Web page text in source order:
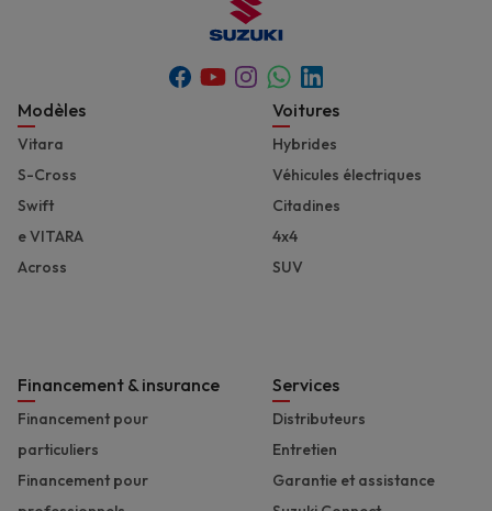
Facebook
YoutubeInstagram
Whatsapp
Linkedin
Footer
Modèles
Vitara
S-Cross
Swift
e VITARA
Across
Voitures
Hybrides
Véhicules électriques
Citadines
4x4
SUV
Financement & insurance
Financement pour
particuliers
Financement pour
Services
Distributeurs
Entretien
Garantie et assistance